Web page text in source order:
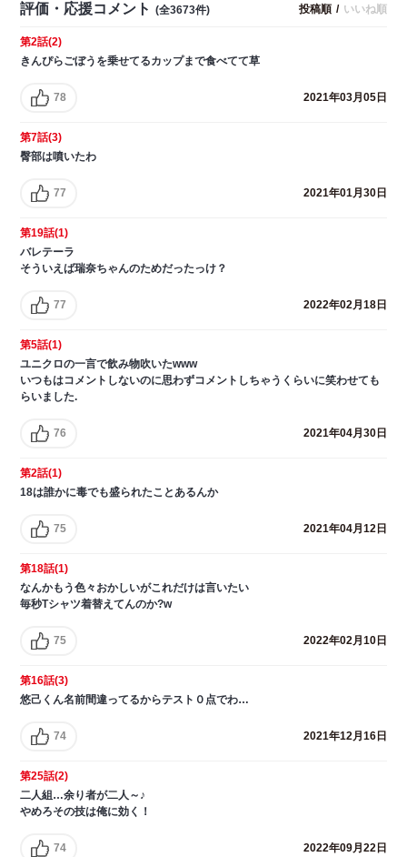
評価・応援コメント (全3673件) 投稿順 / いいね順
第2話(2)
きんぴらごぼうを乗せてるカップまで食べてて草
78 2021年03月05日
第7話(3)
臀部は噴いたわ
77 2021年01月30日
第19話(1)
バレテーラ
そういえば瑞奈ちゃんのためだったっけ？
77 2022年02月18日
第5話(1)
ユニクロの一言で飲み物吹いたwww
いつもはコメントしないのに思わずコメントしちゃうくらいに笑わせても
らいました.
76 2021年04月30日
第2話(1)
18は誰かに毒でも盛られたことあるんか
75 2021年04月12日
第18話(1)
なんかもう色々おかしいがこれだけは言いたい
毎秒Tシャツ着替えてんのか?w
75 2022年02月10日
第16話(3)
悠己くん名前間違ってるからテスト０点でわ…
74 2021年12月16日
第25話(2)
二人組…余り者が二人～♪
やめろその技は俺に効く！
74 2022年09月22日